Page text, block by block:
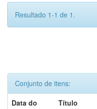
Resultado 1-1 de 1.
Conjunto de itens:
Data do
Título